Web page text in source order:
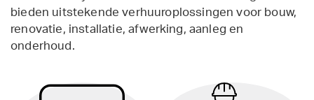
bieden uitstekende verhuuroplossingen voor bouw,
renovatie, installatie, afwerking, aanleg en
onderhoud.